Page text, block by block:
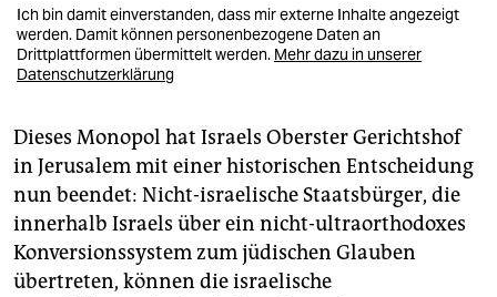
Ich bin damit einverstanden, dass mir externe Inhalte angezeigt
werden. Damit können personenbezogene Daten an
Drittplattformen übermittelt werden. Mehr dazu in unserer
Datenschutzerklärung
Dieses Monopol hat Israels Oberster Gerichtshof
in Jerusalem mit einer historischen Entscheidung
nun beendet: Nicht-israelische Staatsbürger, die
innerhalb Israels über ein nicht-ultraorthodoxes
Konversionssystem zum jüdischen Glauben
übertreten, können die israelische